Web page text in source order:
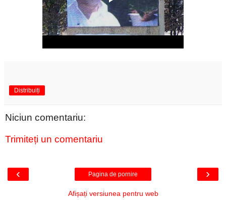
Distribuiți
Niciun comentariu:
Trimiteți un comentariu
‹ ›
Pagina de pornire
Afișați versiunea pentru web